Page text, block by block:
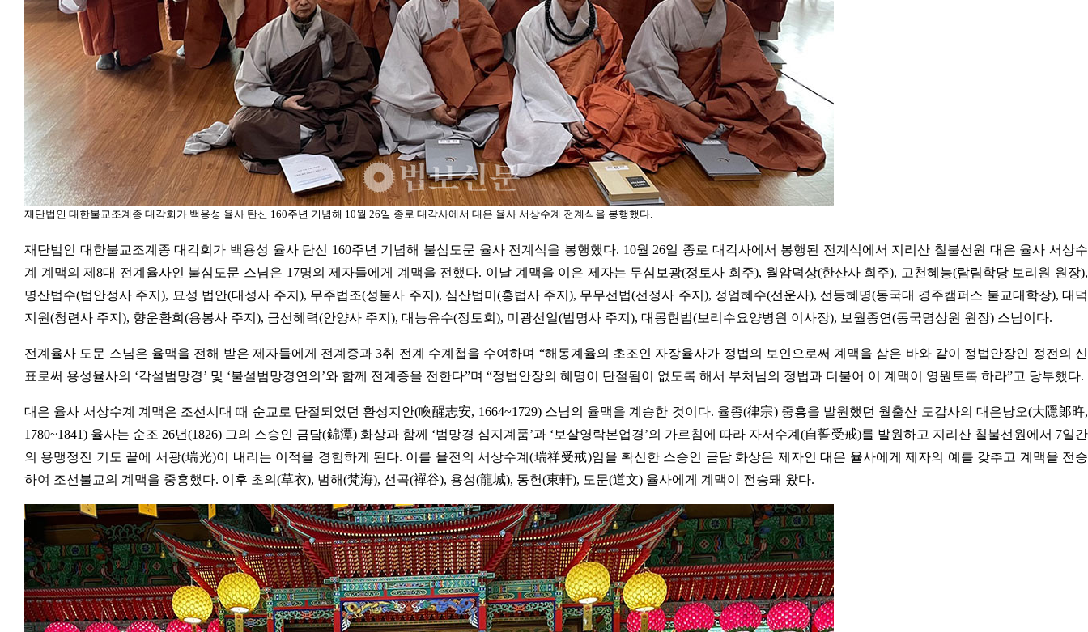
재단법인 대한불교조계종 대각회가 백용성 율사 탄신 160주년 기념해 10월 26일 종로 대각사에서 대은 율사 서상수계 전계식을 봉행했다.
재단법인 대한불교조계종 대각회가 백용성 율사 탄신 160주년 기념해 불심도문 율사 전계식을 봉행했다. 10월 26일 종로 대각사에서 봉행된 전계식에서 지리산 칠불선원 대은 율사 서상수
계 계맥의 제8대 전계율사인 불심도문 스님은 17명의 제자들에게 계맥을 전했다. 이날 계맥을 이은 제자는 무심보광(정토사 회주), 월암덕상(한산사 회주), 고천혜능(람림학당 보리원 원장),
명산법수(법안정사 주지), 묘성 법안(대성사 주지), 무주법조(성불사 주지), 심산법미(홍법사 주지), 무무선법(선정사 주지), 정엄혜수(선운사), 선등혜명(동국대 경주캠퍼스 불교대학장), 대덕
지원(청련사 주지), 향운환희(용봉사 주지), 금선혜력(안양사 주지), 대능유수(정토회), 미광선일(법명사 주지), 대몽현법(보리수요양병원 이사장), 보월종연(동국명상원 원장) 스님이다.
전계율사 도문 스님은 율맥을 전해 받은 제자들에게 전계증과 3취 전계 수계첩을 수여하며 “해동계율의 초조인 자장율사가 정법의 보인으로써 계맥을 삼은 바와 같이 정법안장인 정전의 신
표로써 용성율사의 ‘각설범망경’ 및 ‘불설범망경연의’와 함께 전계증을 전한다”며 “정법안장의 혜명이 단절됨이 없도록 해서 부처님의 정법과 더불어 이 계맥이 영원토록 하라”고 당부했다.
대은 율사 서상수계 계맥은 조선시대 때 순교로 단절되었던 환성지안(喚醒志安, 1664~1729) 스님의 율맥을 계승한 것이다. 율종(律宗) 중흥을 발원했던 월출산 도갑사의 대은낭오(大隱郞旿,
1780~1841) 율사는 순조 26년(1826) 그의 스승인 금담(錦潭) 화상과 함께 ‘범망경 심지계품’과 ‘보살영락본업경’의 가르침에 따라 자서수계(自誓受戒)를 발원하고 지리산 칠불선원에서 7일간
의 용맹정진 기도 끝에 서광(瑞光)이 내리는 이적을 경험하게 된다. 이를 율전의 서상수계(瑞祥受戒)임을 확신한 스승인 금담 화상은 제자인 대은 율사에게 제자의 예를 갖추고 계맥을 전승
하여 조선불교의 계맥을 중흥했다. 이후 초의(草衣), 범해(梵海), 선곡(禪谷), 용성(龍城), 동헌(東軒), 도문(道文) 율사에게 계맥이 전승돼 왔다.